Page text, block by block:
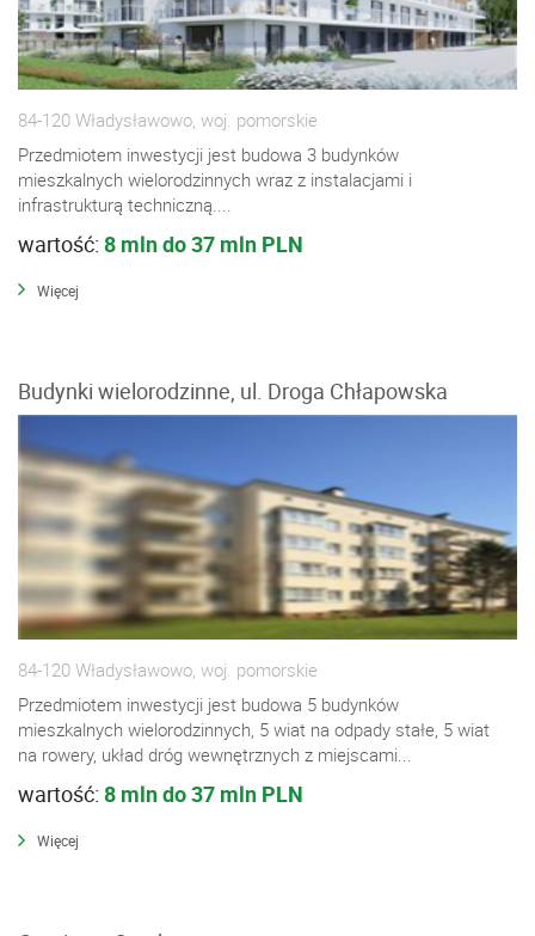
84-120 Władysławowo, woj. pomorskie
Przedmiotem inwestycji jest budowa 3 budynków
mieszkalnych wielorodzinnych wraz z instalacjami i
infrastrukturą techniczną....
wartość: 8 mln do 37 mln PLN
Więcej
Budynki wielorodzinne, ul. Droga Chłapowska
84-120 Władysławowo, woj. pomorskie
Przedmiotem inwestycji jest budowa 5 budynków
mieszkalnych wielorodzinnych, 5 wiat na odpady stałe, 5 wiat
na rowery, układ dróg wewnętrznych z miejscami...
wartość: 8 mln do 37 mln PLN
Więcej